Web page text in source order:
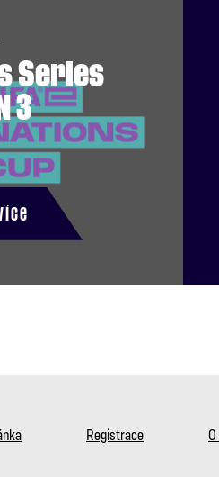
Series
3
Registrace